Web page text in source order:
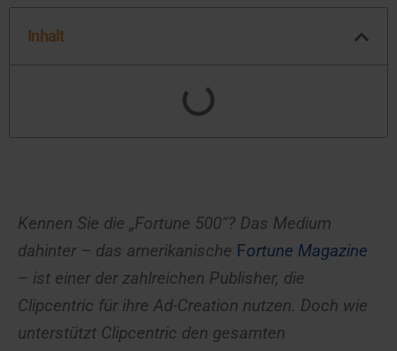
Inhalt
Kennen Sie die „Fortune 500“? Das Medium
dahinter – das amerikanische Fortune Magazine
– ist einer der zahlreichen Publisher, die
Clipcentric für ihre Ad-Creation nutzen. Doch wie
unterstützt Clipcentric den gesamten